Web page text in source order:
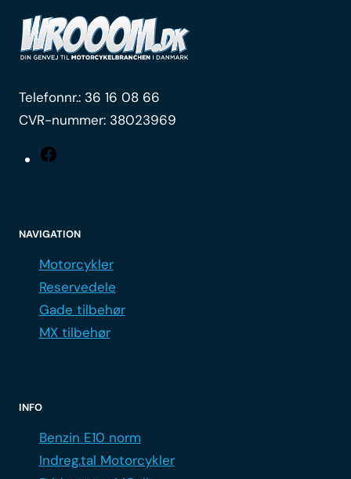
Telefonnr.: 36 16 08 66
CVR-nummer: 38023969
NAVIGATION
Motorcykler
Reservedele
Gade tilbehør
MX tilbehør
INFO
Benzin E10 norm
Indreg.tal Motorcykler